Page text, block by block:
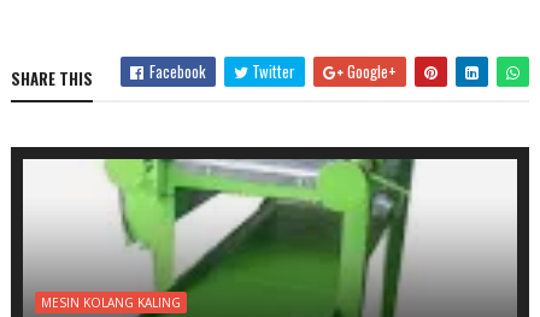
SHARE THIS Facebook Twitter Google+
MESIN KOLANG KALING